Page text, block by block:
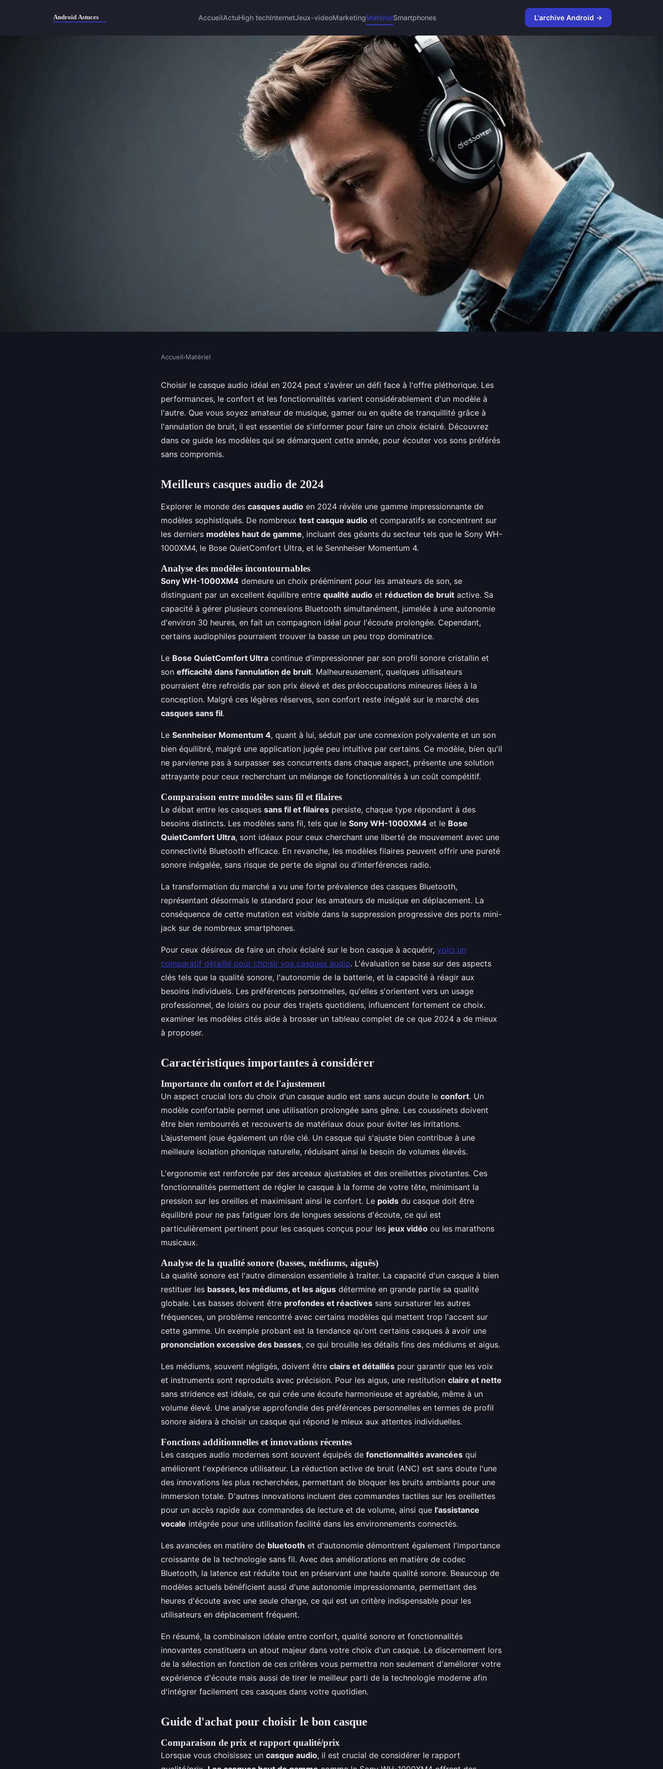
AccueilActuHigh techInternetJeux-videoMarketingMatérielSmartphones L'archive Android →
Test casque audio : découvrez les
meilleurs modèles de 2024
Accueil›Matériel
Choisir le casque audio idéal en 2024 peut s'avérer un défi face à l'offre pléthorique. Les
performances, le confort et les fonctionnalités varient considérablement d'un modèle à
l'autre. Que vous soyez amateur de musique, gamer ou en quête de tranquillité grâce à
l'annulation de bruit, il est essentiel de s'informer pour faire un choix éclairé. Découvrez
dans ce guide les modèles qui se démarquent cette année, pour écouter vos sons préférés
sans compromis.
Meilleurs casques audio de 2024
Explorer le monde des casques audio en 2024 révèle une gamme impressionnante de
modèles sophistiqués. De nombreux test casque audio et comparatifs se concentrent sur
les derniers modèles haut de gamme, incluant des géants du secteur tels que le Sony WH-
1000XM4, le Bose QuietComfort Ultra, et le Sennheiser Momentum 4.
Analyse des modèles incontournables
Sony WH-1000XM4 demeure un choix prééminent pour les amateurs de son, se
distinguant par un excellent équilibre entre qualité audio et réduction de bruit active. Sa
capacité à gérer plusieurs connexions Bluetooth simultanément, jumelée à une autonomie
d'environ 30 heures, en fait un compagnon idéal pour l'écoute prolongée. Cependant,
certains audiophiles pourraient trouver la basse un peu trop dominatrice.
Le Bose QuietComfort Ultra continue d'impressionner par son profil sonore cristallin et
son efficacité dans l'annulation de bruit. Malheureusement, quelques utilisateurs
pourraient être refroidis par son prix élevé et des préoccupations mineures liées à la
conception. Malgré ces légères réserves, son confort reste inégalé sur le marché des
casques sans fil.
Le Sennheiser Momentum 4, quant à lui, séduit par une connexion polyvalente et un son
bien équilibré, malgré une application jugée peu intuitive par certains. Ce modèle, bien qu'il
ne parvienne pas à surpasser ses concurrents dans chaque aspect, présente une solution
attrayante pour ceux recherchant un mélange de fonctionnalités à un coût compétitif.
Comparaison entre modèles sans fil et filaires
Le débat entre les casques sans fil et filaires persiste, chaque type répondant à des
besoins distincts. Les modèles sans fil, tels que le Sony WH-1000XM4 et le Bose
QuietComfort Ultra, sont idéaux pour ceux cherchant une liberté de mouvement avec une
connectivité Bluetooth efficace. En revanche, les modèles filaires peuvent offrir une pureté
sonore inégalée, sans risque de perte de signal ou d'interférences radio.
La transformation du marché a vu une forte prévalence des casques Bluetooth,
représentant désormais le standard pour les amateurs de musique en déplacement. La
conséquence de cette mutation est visible dans la suppression progressive des ports mini-
jack sur de nombreux smartphones.
Pour ceux désireux de faire un choix éclairé sur le bon casque à acquérir, voici un
comparatif détaillé pour choisir vos casques audio. L'évaluation se base sur des aspects
clés tels que la qualité sonore, l'autonomie de la batterie, et la capacité à réagir aux
besoins individuels. Les préférences personnelles, qu'elles s'orientent vers un usage
professionnel, de loisirs ou pour des trajets quotidiens, influencent fortement ce choix.
examiner les modèles cités aide à brosser un tableau complet de ce que 2024 a de mieux
à proposer.
Caractéristiques importantes à considérer
Importance du confort et de l'ajustement
Un aspect crucial lors du choix d'un casque audio est sans aucun doute le confort. Un
modèle confortable permet une utilisation prolongée sans gêne. Les coussinets doivent
être bien rembourrés et recouverts de matériaux doux pour éviter les irritations.
L’ajustement joue également un rôle clé. Un casque qui s'ajuste bien contribue à une
meilleure isolation phonique naturelle, réduisant ainsi le besoin de volumes élevés.
L'ergonomie est renforcée par des arceaux ajustables et des oreillettes pivotantes. Ces
fonctionnalités permettent de régler le casque à la forme de votre tête, minimisant la
pression sur les oreilles et maximisant ainsi le confort. Le poids du casque doit être
équilibré pour ne pas fatiguer lors de longues sessions d'écoute, ce qui est
particulièrement pertinent pour les casques conçus pour les jeux vidéo ou les marathons
musicaux.
Analyse de la qualité sonore (basses, médiums, aiguës)
La qualité sonore est l'autre dimension essentielle à traiter. La capacité d'un casque à bien
restituer les basses, les médiums, et les aigus détermine en grande partie sa qualité
globale. Les basses doivent être profondes et réactives sans sursaturer les autres
fréquences, un problème rencontré avec certains modèles qui mettent trop l'accent sur
cette gamme. Un exemple probant est la tendance qu'ont certains casques à avoir une
prononciation excessive des basses, ce qui brouille les détails fins des médiums et aigus.
Les médiums, souvent négligés, doivent être clairs et détaillés pour garantir que les voix
et instruments sont reproduits avec précision. Pour les aigus, une restitution claire et nette
sans stridence est idéale, ce qui crée une écoute harmonieuse et agréable, même à un
volume élevé. Une analyse approfondie des préférences personnelles en termes de profil
sonore aidera à choisir un casque qui répond le mieux aux attentes individuelles.
Fonctions additionnelles et innovations récentes
Les casques audio modernes sont souvent équipés de fonctionnalités avancées qui
améliorent l'expérience utilisateur. La réduction active de bruit (ANC) est sans doute l'une
des innovations les plus recherchées, permettant de bloquer les bruits ambiants pour une
immersion totale. D'autres innovations incluent des commandes tactiles sur les oreillettes
pour un accès rapide aux commandes de lecture et de volume, ainsi que l'assistance
vocale intégrée pour une utilisation facilité dans les environnements connectés.
Les avancées en matière de bluetooth et d'autonomie démontrent également l'importance
croissante de la technologie sans fil. Avec des améliorations en matière de codec
Bluetooth, la latence est réduite tout en préservant une haute qualité sonore. Beaucoup de
modèles actuels bénéficient aussi d'une autonomie impressionnante, permettant des
heures d'écoute avec une seule charge, ce qui est un critère indispensable pour les
utilisateurs en déplacement fréquent.
En résumé, la combinaison idéale entre confort, qualité sonore et fonctionnalités
innovantes constituera un atout majeur dans votre choix d'un casque. Le discernement lors
de la sélection en fonction de ces critères vous permettra non seulement d'améliorer votre
expérience d'écoute mais aussi de tirer le meilleur parti de la technologie moderne afin
d'intégrer facilement ces casques dans votre quotidien.
Guide d'achat pour choisir le bon casque
Comparaison de prix et rapport qualité/prix
Lorsque vous choisissez un casque audio, il est crucial de considérer le rapport